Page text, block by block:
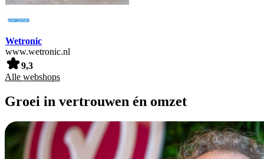
Wetronic
www.wetronic.nl
9,3
Alle webshops
Groei in vertrouwen én omzet